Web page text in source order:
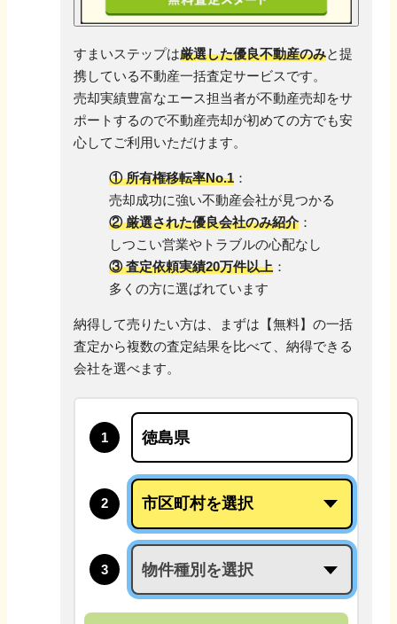
すまいステップは厳選した優良不動産のみと提
携している不動産一括査定サービスです。
売却実績豊富なエース担当者が不動産売却をサ
ポートするので不動産売却が初めての方でも安
心してご利用いただけます。
① 所有権移転率No.1 ：
売却成功に強い不動産会社が見つかる
② 厳選された優良会社のみ紹介 ：
しつこい営業やトラブルの心配なし
③ 査定依頼実績20万件以上 ：
多くの方に選ばれています
納得して売りたい方は、まずは【無料】の一括
査定から複数の査定結果を比べて、納得できる
会社を選べます。
1
2
3